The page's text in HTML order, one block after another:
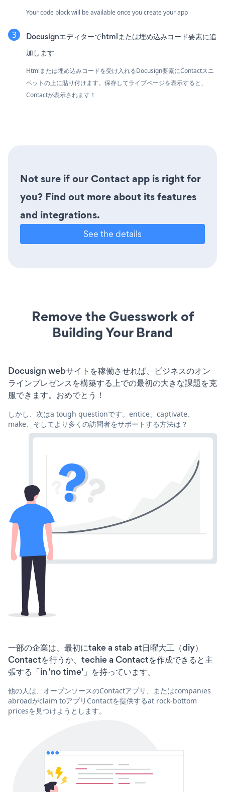
Your code block will be available once you create your app
Docusignエディターでhtmlまたは埋め込みコード要素に追
加します
Htmlまたは埋め込みコードを受け入れるDocusign要素にContactスニ
ペットの上に貼り付けます。保存してライブページを表示すると、
Contactが表示されます！
Not sure if our Contact app is right for
you? Find out more about its features
and integrations.
See the details
Remove the Guesswork of
Building Your Brand
Docusign webサイトを稼働させれば、ビジネスのオン
ラインプレゼンスを構築する上での最初の大きな課題を克
服できます。おめでとう！
しかし、次はa tough questionです。entice、captivate、
make、そしてより多くの訪問者をサポートする方法は？
一部の企業は、最初にtake a stab at日曜大工（diy）
Contactを行うか、techie a Contactを作成できると主
張する「in 'no time'」を持っています。
他の人は、オープンソースのContactアプリ、またはcompanies
abroadがclaim toアプリContactを提供するat rock-bottom
pricesを見つけようとします。